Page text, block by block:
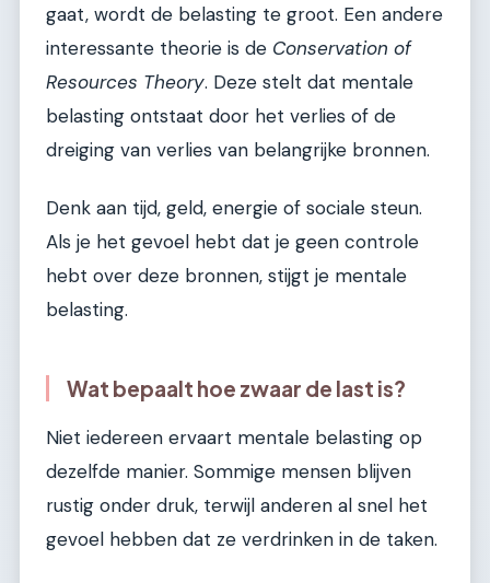
gaat, wordt de belasting te groot. Een andere
interessante theorie is de Conservation of
Resources Theory. Deze stelt dat mentale
belasting ontstaat door het verlies of de
dreiging van verlies van belangrijke bronnen.
Denk aan tijd, geld, energie of sociale steun.
Als je het gevoel hebt dat je geen controle
hebt over deze bronnen, stijgt je mentale
belasting.
Wat bepaalt hoe zwaar de last is?
Niet iedereen ervaart mentale belasting op
dezelfde manier. Sommige mensen blijven
rustig onder druk, terwijl anderen al snel het
gevoel hebben dat ze verdrinken in de taken.